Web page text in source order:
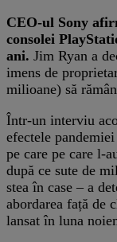
CEO-ul Sony
consolei
ani. Jim Ryan a
imens de
milioane) să
Într-un interviu
efectele
pe care pe care l-
după ce sute de
stea în case – a
abordarea față de
lansat în luna